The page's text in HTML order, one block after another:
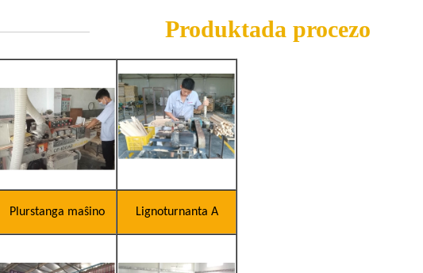
Produktada procezo
Plurstanga maŝino Lignoturnanta A